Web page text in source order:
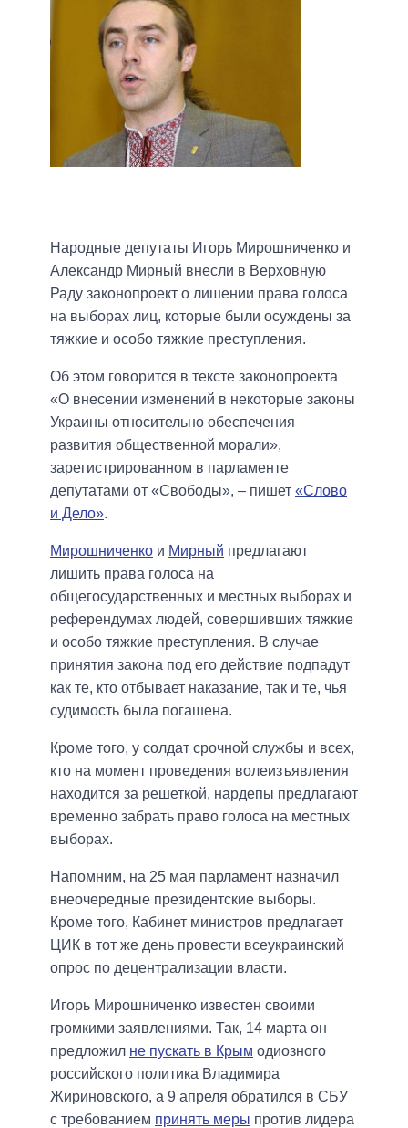
Народные депутаты Игорь Мирошниченко и
Александр Мирный внесли в Верховную
Раду законопроект о лишении права голоса
на выборах лиц, которые были осуждены за
тяжкие и особо тяжкие преступления.
Об этом говорится в тексте законопроекта
«О внесении изменений в некоторые законы
Украины относительно обеспечения
развития общественной морали»,
зарегистрированном в парламенте
депутатами от «Свободы», – пишет «Слово
и Дело».
Мирошниченко и Мирный предлагают
лишить права голоса на
общегосударственных и местных выборах и
референдумах людей, совершивших тяжкие
и особо тяжкие преступления. В случае
принятия закона под его действие подпадут
как те, кто отбывает наказание, так и те, чья
судимость была погашена.
Кроме того, у солдат срочной службы и всех,
кто на момент проведения волеизъявления
находится за решеткой, нардепы предлагают
временно забрать право голоса на местных
выборах.
Напомним, на 25 мая парламент назначил
внеочередные президентские выборы.
Кроме того, Кабинет министров предлагает
ЦИК в тот же день провести всеукраинский
опрос по децентрализации власти.
Игорь Мирошниченко известен своими
громкими заявлениями. Так, 14 марта он
предложил не пускать в Крым одиозного
российского политика Владимира
Жириновского, а 9 апреля обратился в СБУ
с требованием принять меры против лидера